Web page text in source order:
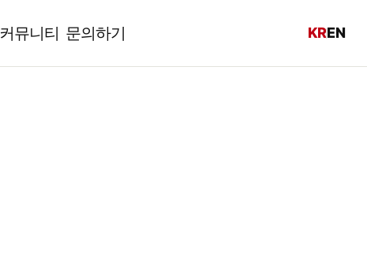
커뮤니티 문의하기 KREN